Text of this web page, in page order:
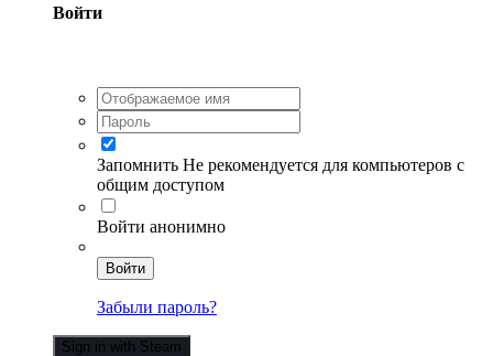
Войти
Запомнить Не рекомендуется для компьютеров с
общим доступом
Войти анонимно
Войти
Забыли пароль?
Sign in with Steam